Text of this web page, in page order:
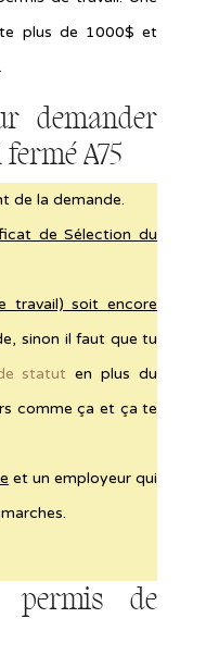
plus de 1000$ et
demander
A75
de la demande.
de Sélection du
travail) soit encore
sinon il faut que tu
statut en plus du
comme ça et ça te
et un employeur qui
permis de